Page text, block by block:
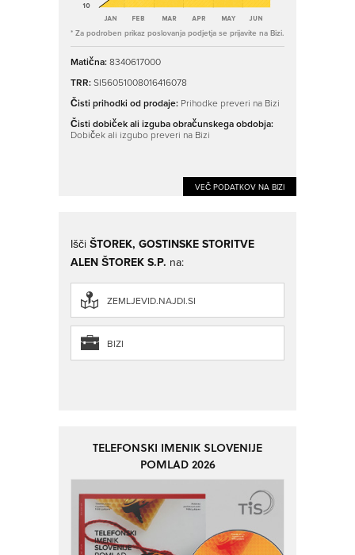
* Za podroben prikaz poslovanja podjetja se prijavite na Bizi.
Matična:8340617000
TRR:SI56051008016416078
Čisti prihodki od prodaje: Prihodke preveri na Bizi
Čisti dobiček ali izguba obračunskega obdobja:
Dobiček ali izgubo preveri na Bizi
VEČ PODATKOV NA BIZI
Išči ŠTOREK, GOSTINSKE STORITVE
ALEN ŠTOREK S.P. na:
ZEMLJEVID.NAJDI.SI
BIZI
TELEFONSKI IMENIK SLOVENIJE
POMLAD 2026